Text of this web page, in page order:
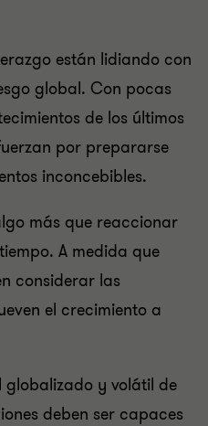
están lidiando con
global. Con pocas
de los últimos
por prepararse
inconcebibles.
más que reaccionar
A medida que
considerar las
el crecimiento a
globalizado y volátil de
deben ser capaces